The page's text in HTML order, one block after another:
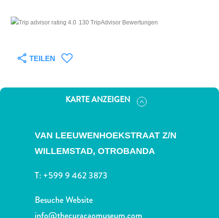
Unterhaltung
Parks
und
Wellness
Tauch-
130 TripAdvisor Bewertungen
TEILEN
KARTE ANZEIGEN
VAN LEEUWENHOEKSTRAAT Z/N
WILLEMSTAD, OTROBANDA
T:+599 9 462 3873
Besuche Website